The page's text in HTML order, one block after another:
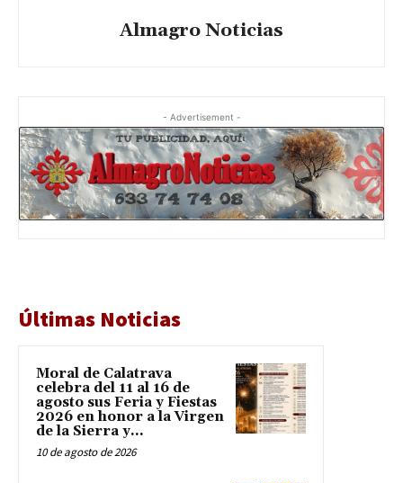
Almagro Noticias
- Advertisement -
Últimas Noticias
Moral de Calatrava
celebra del 11 al 16 de
agosto sus Feria y Fiestas
2026 en honor a la Virgen
de la Sierra y...
10 de agosto de 2026